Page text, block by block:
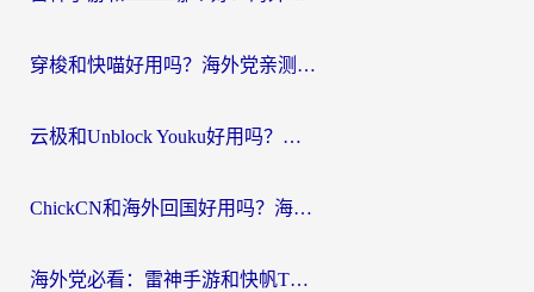
穿梭和快喵好用吗？海外党亲测：小众加速器对比+番茄加速器深度体验
云极和Unblock Youku好用吗？海外党亲测+2026回国加速器避坑指南
ChickCN和海外回国好用吗？海外党2026亲测：从手游到影音，选对加速器的3个关键
海外党必看：雷神手游和快帆TV版好用吗？3步选对回国加速器不踩坑